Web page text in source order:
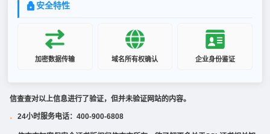
安全特性
加密数据传输 域名所有权确认 企业身份鉴证
信查查对以上信息进行了验证，但并未验证网站的内容。
· 24小时服务电话：400-900-6808